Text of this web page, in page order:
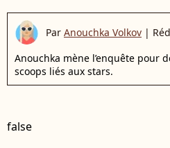
Par Anouchka Volkov |
Anouchka mène l’enquête pour
scoops liés aux stars.
false